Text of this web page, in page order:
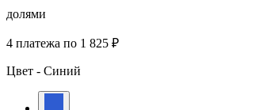
долями
4 платежа по 1 825 ₽
Цвет - Синий